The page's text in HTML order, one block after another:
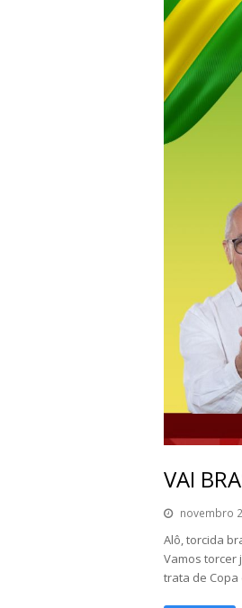
VAI
novembro
Alô, torcida
Vamos torcer
trata de